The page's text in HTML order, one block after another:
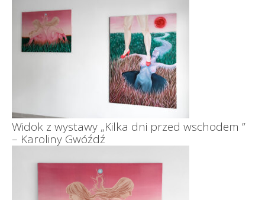
Widok z wystawy „Kilka dni przed wschodem ”
– Karoliny Gwóźdź